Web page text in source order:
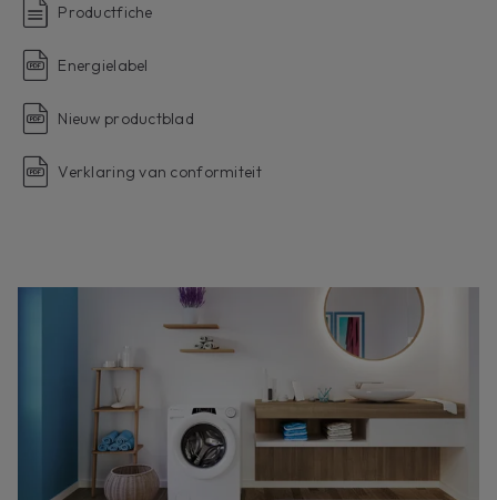
Productfiche
Energielabel
Nieuw productblad
Verklaring van conformiteit